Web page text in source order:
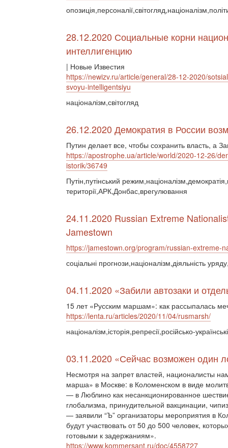
28.12.2020 Социальные корни
интеллигенцию
| Новые Известия
https://newizv.ru/article/general/28-12-2020/
svoyu-intelligentsiyu
націоналізм,світогляд
26.12.2020 Демократия в России
Путин делает все, чтобы сохранить власть, а
https://apostrophe.ua/article/world/2020-12-26/
istorik/36749
Путін,путінський
території,АРК,Донбас,врегулювання
24.11.2020 Russian Extreme
Jamestown
https://jamestown.org/program/russian-extreme-
соціальні прогнози,націоналізм,діяльність
04.11.2020 «Забили автозаки и
15 лет «Русским маршам»: как рассыпалась
https://lenta.ru/articles/2020/11/04/rusmarsh/
націоналізм,історія,репресії,російсько-
03.11.2020 «Сейчас возможен один
Несмотря на запрет властей, националисты
марша» в Москве: в Коломенском в виде
— в Люблино как несанкционированное
глобализма, принудительной вакцинации,
— заявили “Ъ” организаторы мероприятия в
будут участвовать от 50 до 500 человек,
готовыми к задержаниям».
https://www.kommersant.ru/doc/4558727